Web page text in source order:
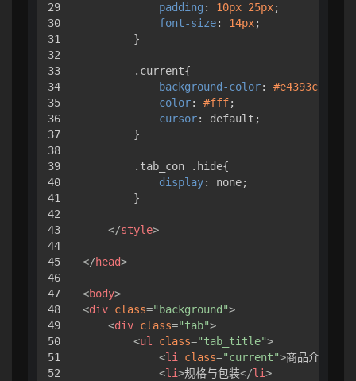
29
30
31
32
33
34
35
36
37
38
39
40
41
42
43
44
45
46
47
48
49
50
51
52
padding : 10px 25px;
font-size: 14px;
        }
.current{
background-color: #e4393c
color: #fff;
cursor: default;
        }
.tab_con .hide{
display: none;
        }
</style>
</head>
<body>
<div class="background">
<div class="tab">
<ul class="tab_title">
<li class="current">商品介绍
<li>规格与包装</li>